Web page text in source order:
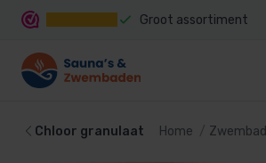
Groot assortiment
Chloor granulaat Home Zwembad